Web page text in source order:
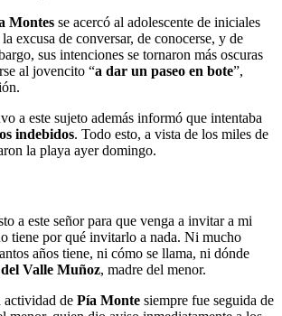
Montes se acercó al adolescente de iniciales
excusa de conversar, de conocerse, y de
sus intenciones se tornaron más oscuras
al jovencito “a dar un paseo en bote”,
a este sujeto además informó que intentaba
indebidos. Todo esto, a vista de los miles de
la playa ayer domingo.
a este señor para que venga a invitar a mi
tiene por qué invitarlo a nada. Ni mucho
años tiene, ni cómo se llama, ni dónde
Valle Muñoz, madre del menor.
actividad de Pía Monte siempre fue seguida de